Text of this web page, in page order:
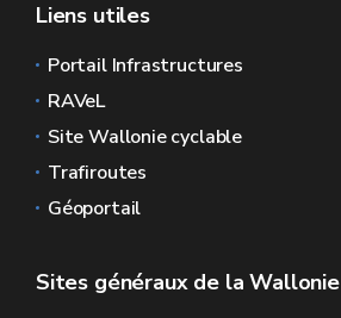
Liens utiles
Portail Infrastructures
RAVeL
Site Wallonie cyclable
Trafiroutes
Géoportail
Sites généraux de la Wallonie